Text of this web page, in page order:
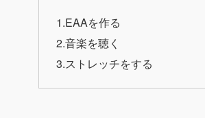
1.EAAを作る
2.音楽を聴く
3.ストレッチをする